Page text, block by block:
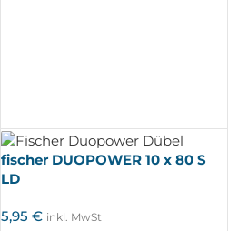
fischer DUOPOWER 10 x 80 S
LD
5,95€ inkl. MwSt